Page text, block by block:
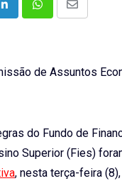
LinkedInWhatsappShare
do Fundo de
Superior (Fies)
, nesta terça-feira